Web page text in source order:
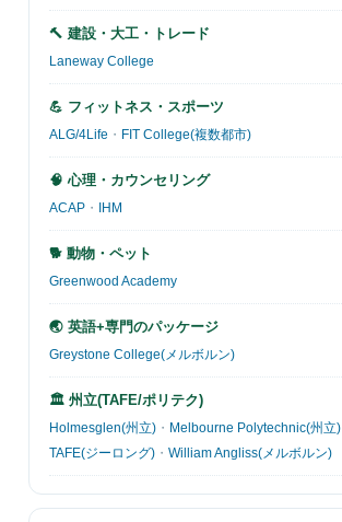
🔨 建設・大工・トレード
Laneway College
💪 フィットネス・スポーツ
ALG/4Life ・ FIT College(複数都市)
🧠 心理・カウンセリング
ACAP ・ IHM
🐕 動物・ペット
Greenwood Academy
🌏 英語+専門のパッケージ
Greystone College(メルボルン)
🏛 州立(TAFE/ポリテク)
Holmesglen(州立) ・ Melbourne Polytechnic(州立)
TAFE(ジーロング) ・ William Angliss(メルボルン)